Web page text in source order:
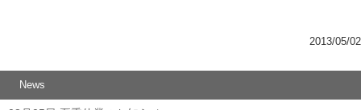
2013/05/02
News